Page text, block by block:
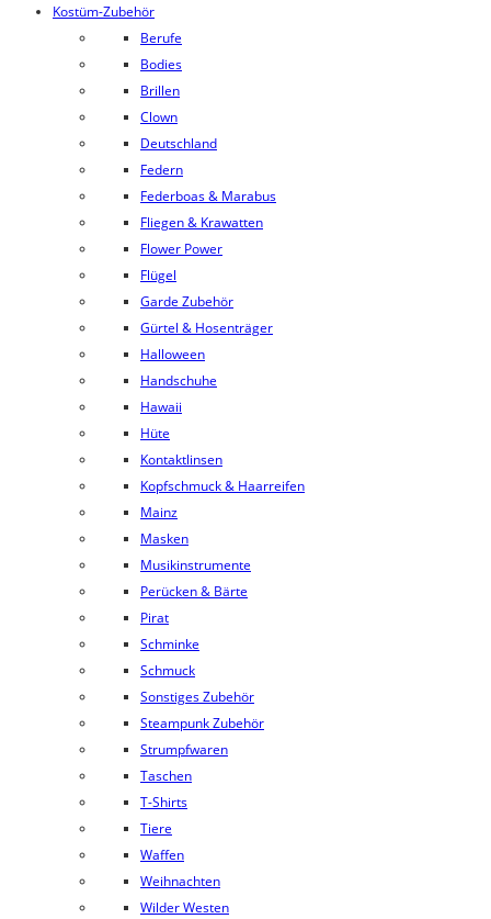
Kostüm-Zubehör
Berufe
Bodies
Brillen
Clown
Deutschland
Federn
Federboas & Marabus
Fliegen & Krawatten
Flower Power
Flügel
Garde Zubehör
Gürtel & Hosenträger
Halloween
Handschuhe
Hawaii
Hüte
Kontaktlinsen
Kopfschmuck & Haarreifen
Mainz
Masken
Musikinstrumente
Perücken & Bärte
Pirat
Schminke
Schmuck
Sonstiges Zubehör
Steampunk Zubehör
Strumpfwaren
Taschen
T-Shirts
Tiere
Waffen
Weihnachten
Wilder Westen